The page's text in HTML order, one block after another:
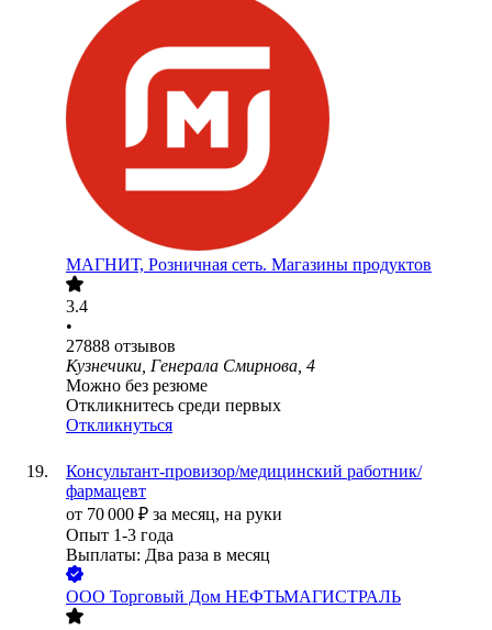
МАГНИТ, Розничная сеть. Магазины продуктов
3.4
•
27888 отзывов
Кузнечики, Генерала Смирнова, 4
Можно без резюме
Откликнитесь среди первых
Откликнуться
Консультант-провизор/медицинский работник/
фармацевт
от 70 000 ₽ за месяц, на руки
Опыт 1-3 года
Выплаты: Два раза в месяц
ООО Торговый Дом НЕФТЬМАГИСТРАЛЬ